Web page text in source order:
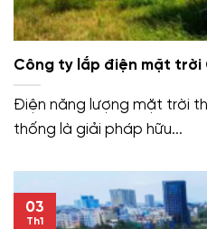
Công ty lắp điện mặt trời
Điện năng lượng mặt trời
thống là giải pháp hữu...
03
Th1